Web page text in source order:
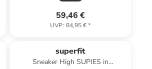
59,46 €
UVP: 84,95 €*
superfit
Sneaker High SUPIES in